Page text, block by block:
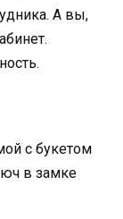
А вы,
с букетом
в замке